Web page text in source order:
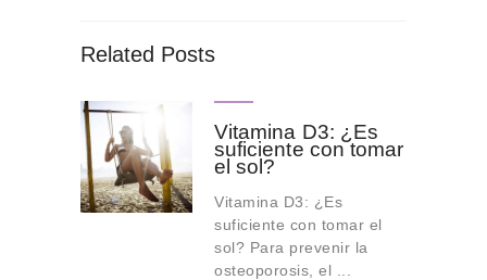
Related Posts
Vitamina D3: ¿Es
suficiente con tomar
el sol?
Vitamina D3: ¿Es
suficiente con tomar el
sol? Para prevenir la
osteoporosis, el ...